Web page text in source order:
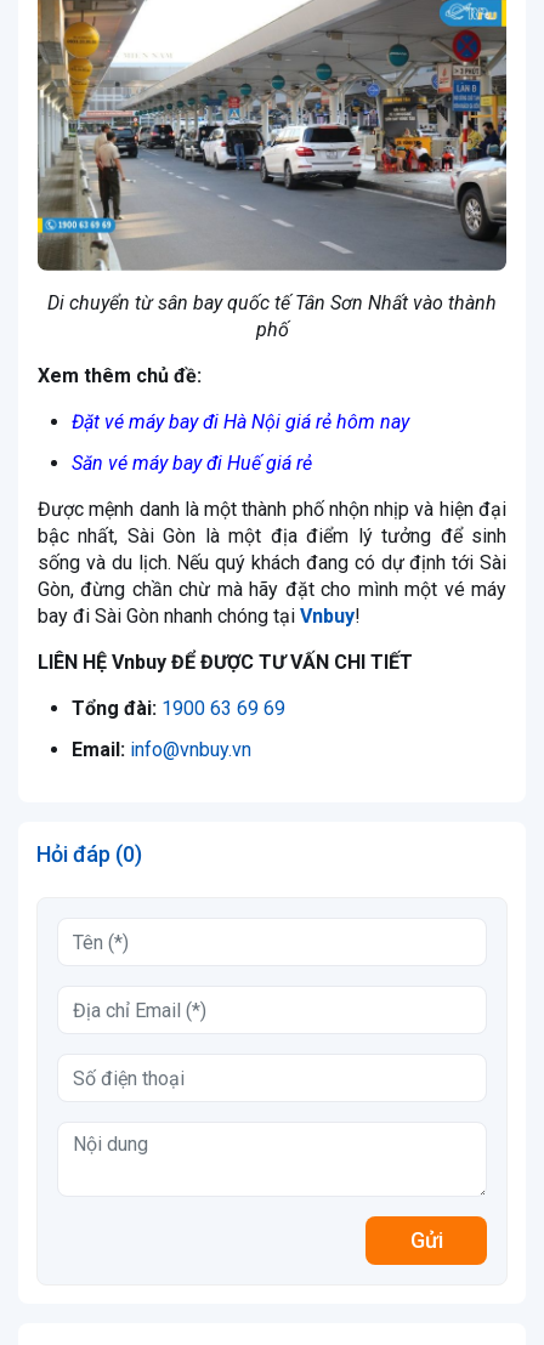
Di chuyển từ sân bay quốc tế Tân Sơn Nhất vào thành
phố
Xem thêm chủ đề:
Đặt vé máy bay đi Hà Nội giá rẻ hôm nay
Săn vé máy bay đi Huế giá rẻ
Được mệnh danh là một thành phố nhộn nhịp và hiện đại
bậc nhất, Sài Gòn là một địa điểm lý tưởng để sinh
sống và du lịch. Nếu quý khách đang có dự định tới Sài
Gòn, đừng chần chừ mà hãy đặt cho mình một vé máy
bay đi Sài Gòn nhanh chóng tại Vnbuy!
LIÊN HỆ Vnbuy ĐỂ ĐƯỢC TƯ VẤN CHI TIẾT
Tổng đài: 1900 63 69 69
Email: info@vnbuy.vn
Hỏi đáp (0)
Gửi